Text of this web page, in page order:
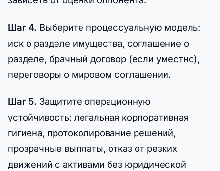
Шаг 4. Выберите процессуальную модель:
иск о разделе имущества, соглашение о
разделе, брачный договор (если уместно),
переговоры о мировом соглашении.
Шаг 5. Защитите операционную
устойчивость: легальная корпоративная
гигиена, протоколирование решений,
прозрачные выплаты, отказ от резких
движений с активами без юридической